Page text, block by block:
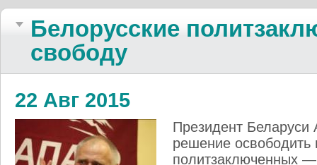
Белорусские
свободу
22 Авг 2015
Президент Беларуси
решение
политзаключенных